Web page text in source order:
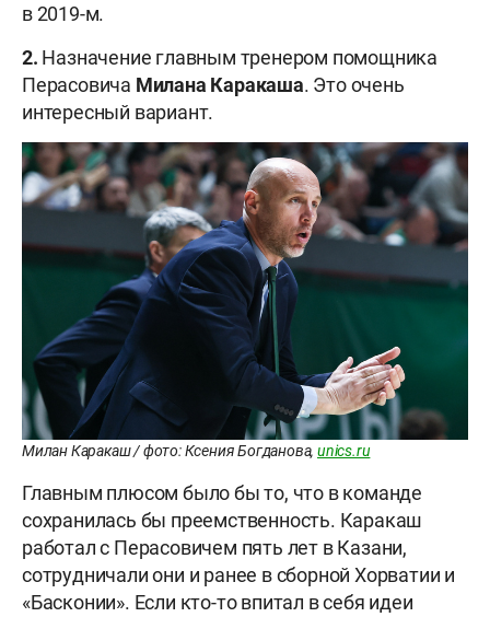
в 2019-м.
2. Назначение главным тренером помощника
Перасовича Милана Каракаша. Это очень
интересный вариант.
Милан Каракаш / фото: Ксения Богданова,unics.ru
Главным плюсом было бы то, что в команде
сохранилась бы преемственность. Каракаш
работал с Перасовичем пять лет в Казани,
сотрудничали они и ранее в сборной Хорватии и
«Басконии». Если кто-то впитал в себя идеи